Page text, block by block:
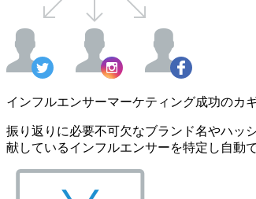
インフルエンサーマーケティング成功のカ
振り返りに必要不可欠なブランド名やハッ
献しているインフルエンサーを特定し自動